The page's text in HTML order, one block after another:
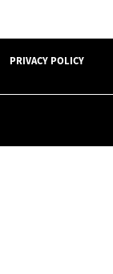
PRIVACY POLICY